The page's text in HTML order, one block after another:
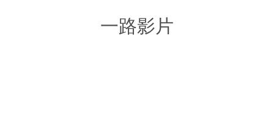
一路影片